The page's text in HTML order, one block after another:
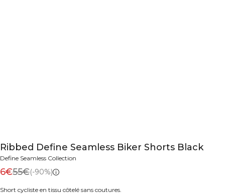
Ribbed Define Seamless Biker Shorts Black
Define Seamless Collection
6€55€(-90%)
Short cycliste en tissu côtelé sans coutures.